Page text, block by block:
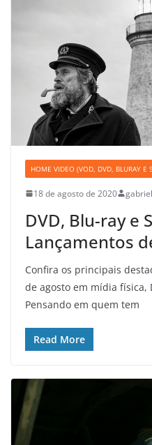
HOME VIDEO (VOD, DVD, BLURAY E
18 de agosto de 2020
DVD, Blu-ray e
Lançamentos
Confira os principais
de agosto em mídia física,
Pensando em quem tem
Read More